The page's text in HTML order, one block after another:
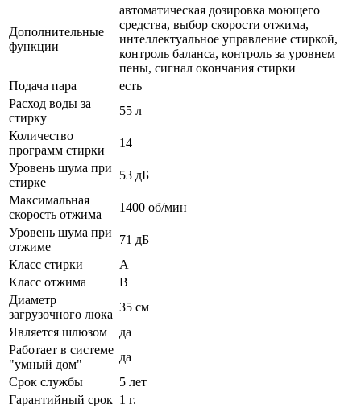
Дополнительные
функции
автоматическая дозировка моющего
средства, выбор скорости отжима,
интеллектуальное управление стиркой,
контроль баланса, контроль за уровнем
пены, сигнал окончания стирки
Подача пара
есть
Расход воды за
стирку
55 л
Количество
программ стирки
14
Уровень шума при
стирке
53 дБ
Максимальная
скорость отжима
1400 об/мин
Уровень шума при
отжиме
71 дБ
Класс стирки
A
Класс отжима
B
Диаметр
загрузочного люка
35 см
Является шлюзом
да
Работает в системе
"умный дом"
да
Срок службы
5 лет
Гарантийный срок 1 г.